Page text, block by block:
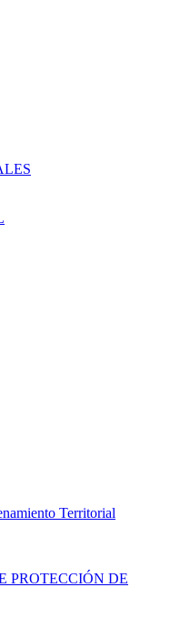
Territorial
PROTECCIÓN DE